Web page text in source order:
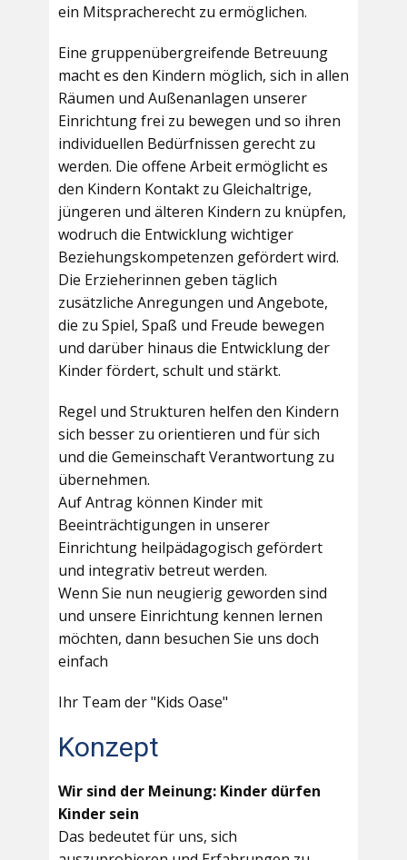
ein Mitspracherecht zu ermöglichen.
Eine gruppenübergreifende Betreuung
macht es den Kindern möglich, sich in allen
Räumen und Außenanlagen unserer
Einrichtung frei zu bewegen und so ihren
individuellen Bedürfnissen gerecht zu
werden. Die offene Arbeit ermöglicht es
den Kindern Kontakt zu Gleichaltrige,
jüngeren und älteren Kindern zu knüpfen,
wodruch die Entwicklung wichtiger
Beziehungskompetenzen gefördert wird.
Die Erzieherinnen geben täglich
zusätzliche Anregungen und Angebote,
die zu Spiel, Spaß und Freude bewegen
und darüber hinaus die Entwicklung der
Kinder fördert, schult und stärkt.
Regel und Strukturen helfen den Kindern
sich besser zu orientieren und für sich
und die Gemeinschaft Verantwortung zu
übernehmen.
Auf Antrag können Kinder mit
Beeinträchtigungen in unserer
Einrichtung heilpädagogisch gefördert
und integrativ betreut werden.
Wenn Sie nun neugierig geworden sind
und unsere Einrichtung kennen lernen
möchten, dann besuchen Sie uns doch
einfach
Ihr Team der "Kids Oase"
Konzept
Wir sind der Meinung: Kinder dürfen
Kinder sein
Das bedeutet für uns, sich